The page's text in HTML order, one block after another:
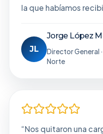
la que habíamos
JL
Jorge López
Director General
Norte
“Nos quitaron una